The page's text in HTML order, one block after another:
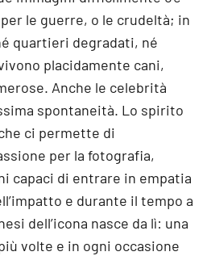
le guerre, o le crudeltà; in
quartieri degradati, né
placidamente cani,
Anche le celebrità
spontaneità. Lo spirito
ci permette di
per la fotografia,
capaci di entrare in empatia
e durante il tempo a
dell’icona nasce da lì: una
volte e in ogni occasione